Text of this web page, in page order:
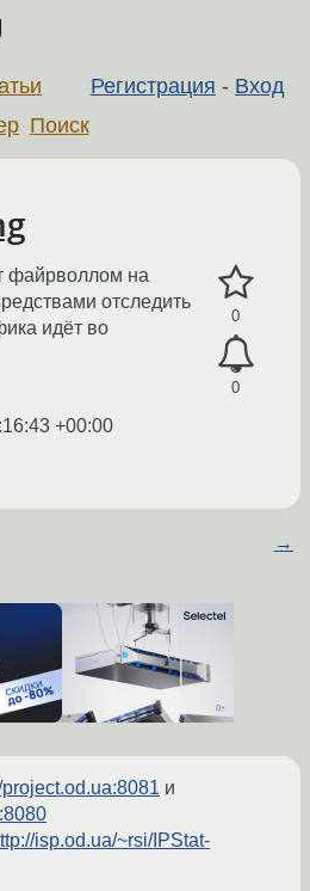
Регистрация - Вход
Поиск
0
0
файрволлом на
отследить
идёт во
+00:00
→
project.od.ua:8081 и
isp.od.ua/~rsi/IPStat-